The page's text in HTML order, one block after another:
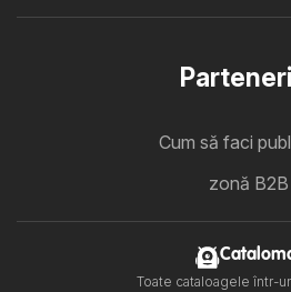
Cum să faci
zonă B2B
Toate cataloagele într-